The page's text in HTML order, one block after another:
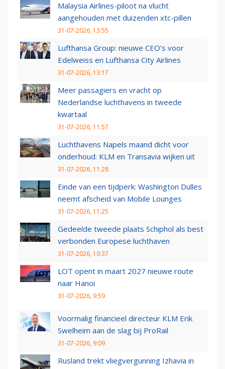
Malaysia Airlines-piloot na vlucht
aangehouden met duizenden xtc-pillen
31-07-2026, 13:55
Lufthansa Group: nieuwe CEO’s voor
Edelweiss en Lufthansa City Airlines
31-07-2026, 13:17
Meer passagiers en vracht op
Nederlandse luchthavens in tweede
kwartaal
31-07-2026, 11:57
Luchthavens Napels maand dicht voor
onderhoud: KLM en Transavia wijken uit
31-07-2026, 11:28
Einde van een tijdperk: Washington Dulles
neemt afscheid van Mobile Lounges
31-07-2026, 11:25
Gedeelde tweede plaats Schiphol als best
verbonden Europese luchthaven
31-07-2026, 10:37
LOT opent in maart 2027 nieuwe route
naar Hanoi
31-07-2026, 9:59
Voormalig financieel directeur KLM Erik
Swelheim aan de slag bij ProRail
31-07-2026, 9:09
Rusland trekt vliegvergunning Izhavia in